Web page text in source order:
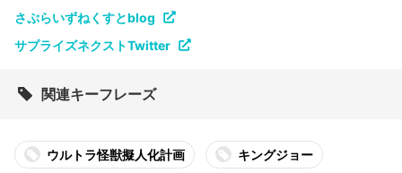
さぷらいずねくすとblog
サプライズネクストTwitter
関連キーフレーズ
ウルトラ怪獣擬人化計画 キングジョー